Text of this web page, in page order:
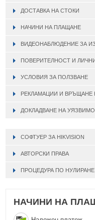
ДОСТАВКА НА СТОКИ
НАЧИНИ НА ПЛАЩАНЕ
ВИДЕОНАБЛЮДЕНИЕ ЗА
ПОВЕРИТЕЛНОСТ И
УСЛОВИЯ ЗА ПОЛЗВАНЕ
РЕКЛАМАЦИИ И ВРЪЩАНЕ
ДОКЛАДВАНЕ НА
СОФТУЕР ЗА HIKVISION
АВТОРСКИ ПРАВА
ПРОЦЕДУРА ПО
НАЧИНИ НА